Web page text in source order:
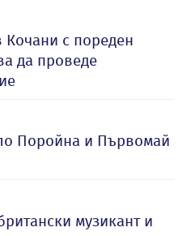
с пореден
да проведе
Поройна и Първомай
музикант и